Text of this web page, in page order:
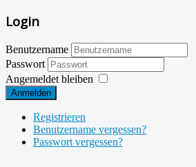
Login
Benutzername
Passwort
Angemeldet bleiben
Anmelden
Registrieren
Benutzername vergessen?
Passwort vergessen?